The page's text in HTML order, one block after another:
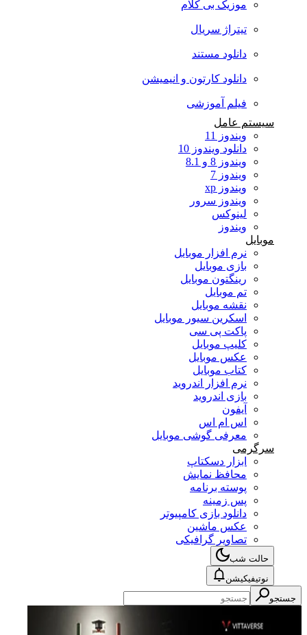
موزیک بی کلام
تیتراژ سریال
دانلود مستند
دانلود کارتون و انیمیشن
فیلم آموزشی
سیستم عامل
ویندوز 11
دانلود ویندوز 10
ویندوز 8 و 8.1
ویندوز 7
ویندوز xp
ویندوز سرور
لینوکس
ویندوز
موبایل
نرم افزار موبایل
بازی موبایل
رینگتون موبایل
تم موبایل
نقشه موبایل
اسکرین سیور موبایل
پاکت پی سی
کلیپ موبایل
عکس موبایل
کتاب موبایل
نرم افزار اندروید
بازی اندروید
آیفون
اس ام اس
معرفی گوشی موبایل
سرگرمی
ابزار دسکتاپ
محافظ نمایش
پوسته برنامه
پس زمینه
دانلود بازی کامپیوتر
عکس ماشین
تصاویر گرافیکی
حالت شب
نوتیفیکیشن
جستجو